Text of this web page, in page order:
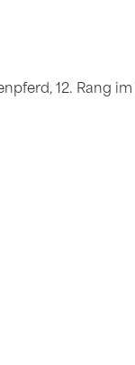
12. Rang